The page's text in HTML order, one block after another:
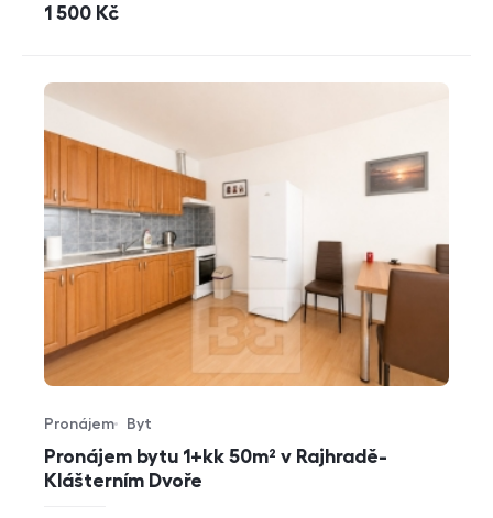
cena
1 500 Kč
Pronájem bytu 1+kk 50m² v Rajhradě-
Klášterním Dvoře
Typ nabídky
Pronájem
Typ nemovitosti
Byt